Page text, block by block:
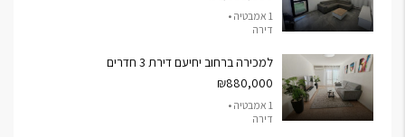
1 אמבטיה •
דירה
למכירה ברחוב יחיעם דירת 3 חדרים
₪880,000
1 אמבטיה •
דירה